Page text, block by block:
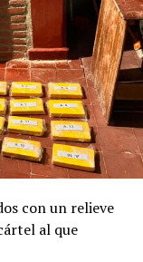
con un relieve
al que